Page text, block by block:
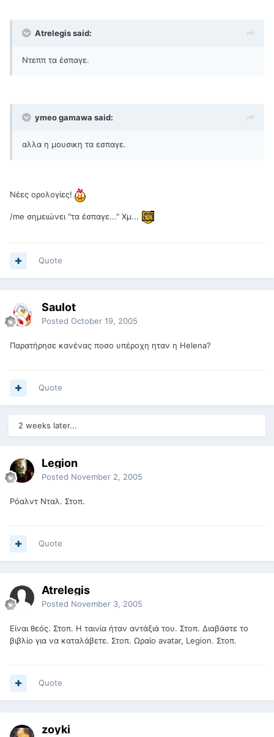
Atrelegis said:
Ντεππ τα έσπαγε.
ymeο gamawa said:
αλλα η μουσικη τα εσπαγε.
Νέες ορολογίες!
/me σημειώνει "τα έσπαγε..." Χμ...
Quote
Saulot
Posted October 19, 2005
Παρατήρησε κανένας ποσο υπέροχη ηταν η Helena?
Quote
2 weeks later...
Legion
Posted November 2, 2005
Ρόαλντ Νταλ. Στοπ.
Quote
Atrelegis
Posted November 3, 2005
Είναι θεός. Στοπ. Η ταινία ήταν αντάξιά του. Στοπ. Διαβάστε το
βιβλίο για να καταλάβετε. Στοπ. Ωραίο avatar, Legion. Στοπ.
Quote
zoyki